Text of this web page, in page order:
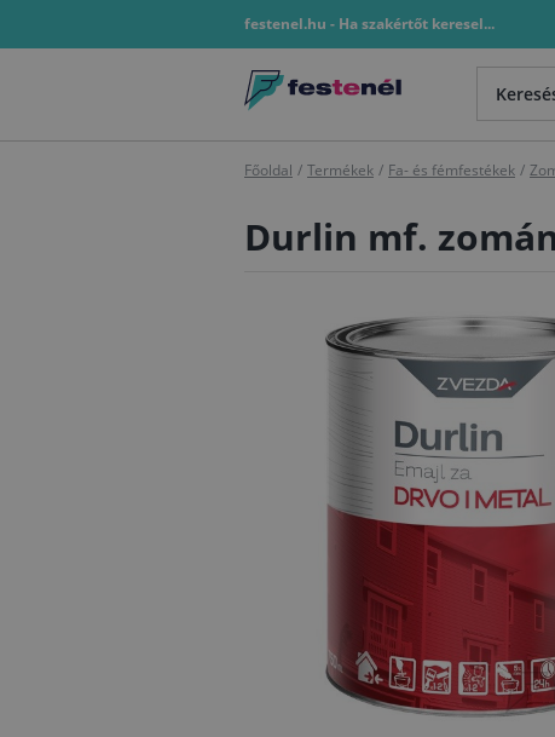
festenel.hu - Ha szakértőt keresel...
Főoldal / Termékek / Fa- és fémfestékek /
Durlin mf.